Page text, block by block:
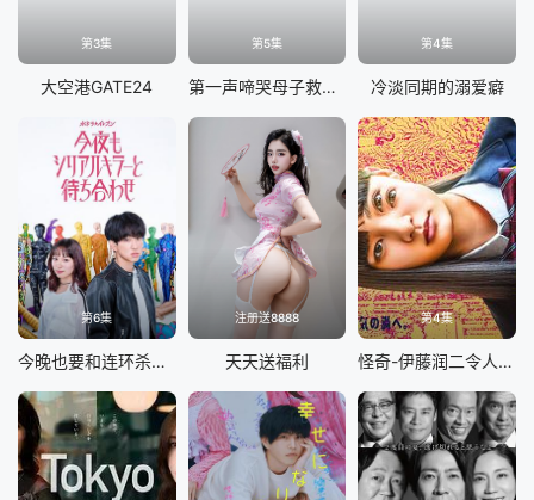
第3集
大空港GATE24
第5集
第一声啼哭母子救命急救班
第4集
冷淡同期的溺爱癖
第6集
今晚也要和连环杀手约会
注册送8888
天天送福利
第4集
怪奇-伊藤润二令人彻夜难眠的奇异故事